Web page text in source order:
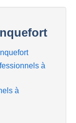
à
à